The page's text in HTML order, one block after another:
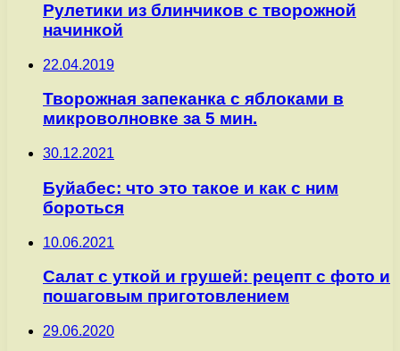
Рулетики из блинчиков с творожной
начинкой
22.04.2019
Творожная запеканка с яблоками в
микроволновке за 5 мин.
30.12.2021
Буйабес: что это такое и как с ним
бороться
10.06.2021
Салат с уткой и грушей: рецепт с фото и
пошаговым приготовлением
29.06.2020